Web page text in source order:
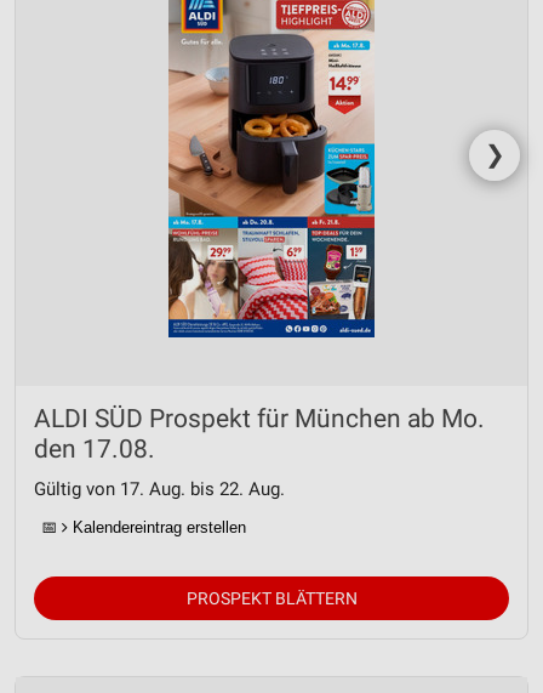
❯
ALDI SÜD Prospekt für München ab Mo.
den 17.08.
Gültig von 17. Aug. bis 22. Aug.
📅 Kalendereintrag erstellen
PROSPEKT BLÄTTERN
Erstellung von Profilen zur Personalisierung
Verwendung von Profilen zur Auswahl
personalisierter Inhalte
Messung der Werbeleistung
Messung der Performance von Inhalten
Analyse von Zielgruppen durch Statistiken oder
Kombinationen von Daten aus verschiedenen
Inhalten
IAB-Besonderheiten:
Verwendung genauer Standortdaten
Nicht-IAB-Verarbeitungszwecke: